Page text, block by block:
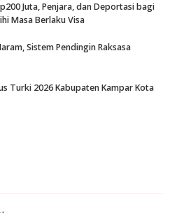
Juta, Penjara, dan Deportasi bagi
Masa Berlaku Visa
Sistem Pendingin Raksasa
Turki 2026 Kabupaten Kampar Kota